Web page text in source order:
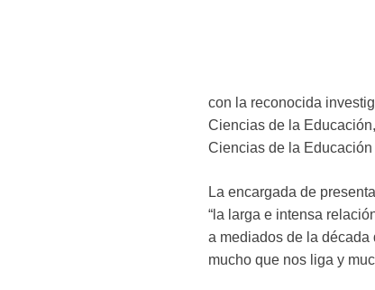
con la reconocida
Ciencias de la
Ciencias de la
La encargada de
“la larga e intensa
a mediados de la década
mucho que nos liga y